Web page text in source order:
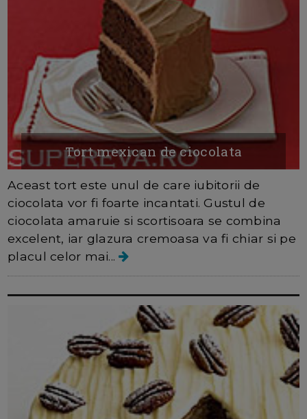
Tort mexican de ciocolata
Aceast tort este unul de care iubitorii de
ciocolata vor fi foarte incantati. Gustul de
ciocolata amaruie si scortisoara se combina
excelent, iar glazura cremoasa va fi chiar si pe
placul celor mai...